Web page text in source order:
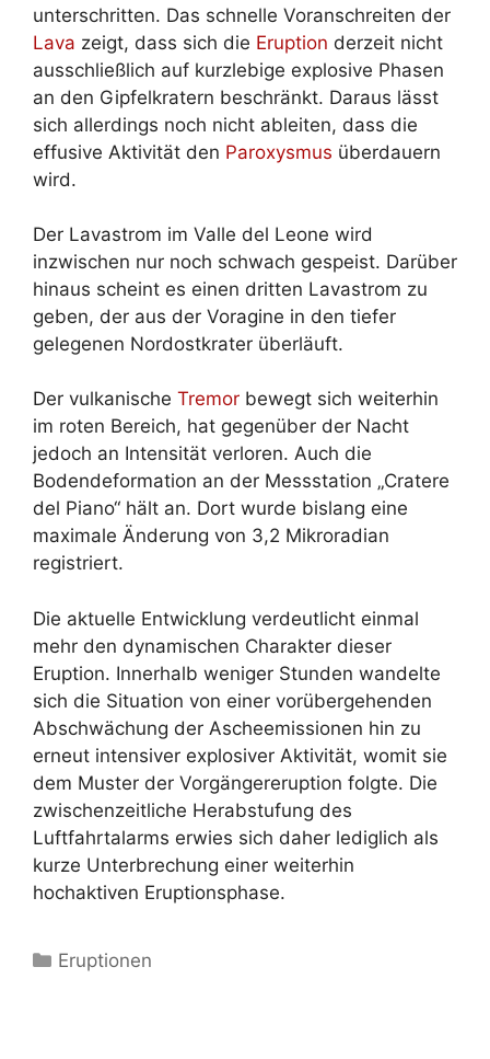
unterschritten. Das schnelle Voranschreiten der
Lava zeigt, dass sich die Eruption derzeit nicht
ausschließlich auf kurzlebige explosive Phasen
an den Gipfelkratern beschränkt. Daraus lässt
sich allerdings noch nicht ableiten, dass die
effusive Aktivität den Paroxysmus überdauern
wird.
Der Lavastrom im Valle del Leone wird
inzwischen nur noch schwach gespeist. Darüber
hinaus scheint es einen dritten Lavastrom zu
geben, der aus der Voragine in den tiefer
gelegenen Nordostkrater überläuft.
Der vulkanische Tremor bewegt sich weiterhin
im roten Bereich, hat gegenüber der Nacht
jedoch an Intensität verloren. Auch die
Bodendeformation an der Messstation „Cratere
del Piano“ hält an. Dort wurde bislang eine
maximale Änderung von 3,2 Mikroradian
registriert.
Die aktuelle Entwicklung verdeutlicht einmal
mehr den dynamischen Charakter dieser
Eruption. Innerhalb weniger Stunden wandelte
sich die Situation von einer vorübergehenden
Abschwächung der Ascheemissionen hin zu
erneut intensiver explosiver Aktivität, womit sie
dem Muster der Vorgängereruption folgte. Die
zwischenzeitliche Herabstufung des
Luftfahrtalarms erwies sich daher lediglich als
kurze Unterbrechung einer weiterhin
hochaktiven Eruptionsphase.
Kategorien
Eruptionen